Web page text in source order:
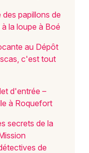
papillons de
la loupe à Boé
au Dépôt
c'est tout
d'entrée –
à Roquefort
secrets de la
de